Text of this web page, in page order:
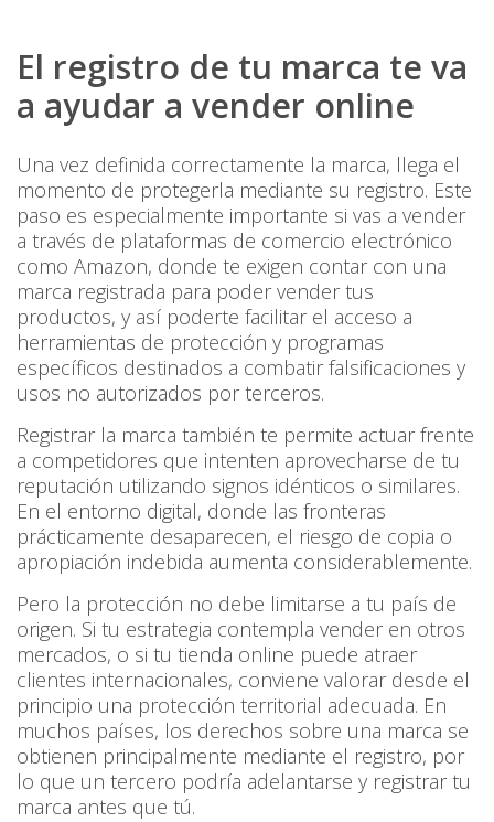
El registro de tu marca te va
a ayudar a vender online
Una vez definida correctamente la marca, llega el
momento de protegerla mediante su registro. Este
paso es especialmente importante si vas a vender
a través de plataformas de comercio electrónico
como Amazon, donde te exigen contar con una
marca registrada para poder vender tus
productos, y así poderte facilitar el acceso a
herramientas de protección y programas
específicos destinados a combatir falsificaciones y
usos no autorizados por terceros.
Registrar la marca también te permite actuar frente
a competidores que intenten aprovecharse de tu
reputación utilizando signos idénticos o similares.
En el entorno digital, donde las fronteras
prácticamente desaparecen, el riesgo de copia o
apropiación indebida aumenta considerablemente.
Pero la protección no debe limitarse a tu país de
origen. Si tu estrategia contempla vender en otros
mercados, o si tu tienda online puede atraer
clientes internacionales, conviene valorar desde el
principio una protección territorial adecuada. En
muchos países, los derechos sobre una marca se
obtienen principalmente mediante el registro, por
lo que un tercero podría adelantarse y registrar tu
marca antes que tú.